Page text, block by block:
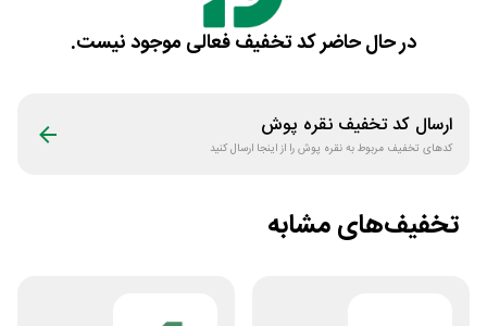
در حال حاضر کد تخفیف فعالی موجود نیست.
ارسال کد تخفیف نقره پوش
کدهای تخفیف مربوط بهنقره پوشرا از اینجا ارسال کنید
تخفیف‌های مشابه